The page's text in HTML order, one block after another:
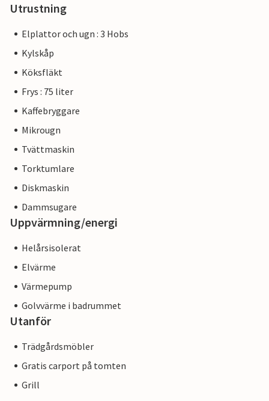
Utrustning
Elplattor och ugn : 3 Hobs
Kylskåp
Köksfläkt
Frys : 75 liter
Kaffebryggare
Mikrougn
Tvättmaskin
Torktumlare
Diskmaskin
Dammsugare
Uppvärmning/energi
Helårsisolerat
Elvärme
Värmepump
Golvvärme i badrummet
Utanför
Trädgårdsmöbler
Gratis carport på tomten
Grill